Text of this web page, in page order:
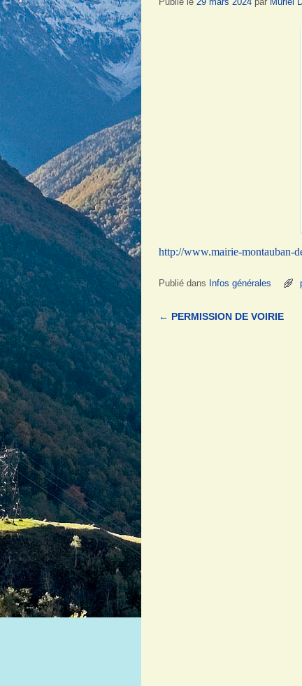
http://www.mairie-montauban-
Publié dans Infos générales
Navigation des articles
← PERMISSION DE VOIRIE